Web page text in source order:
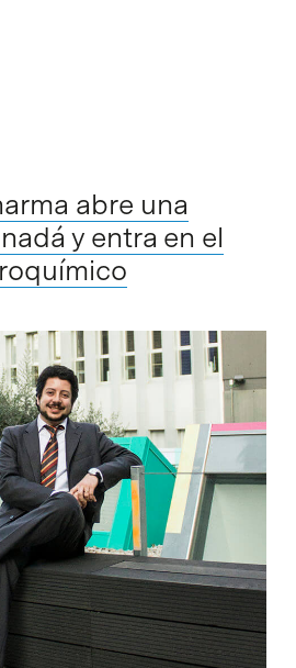
abre una
y entra en el